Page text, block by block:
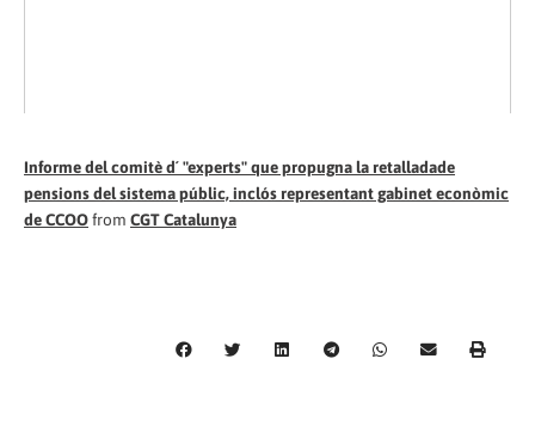
Informe del comitè d´ "experts" que propugna la retalladade
pensions del sistema públic, inclós representant gabinet econòmic
de CCOOfrom CGT Catalunya